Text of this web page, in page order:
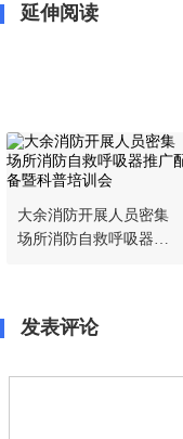
延伸阅读
大余消防开展人员密集
场所消防自救呼吸器推
发表评论